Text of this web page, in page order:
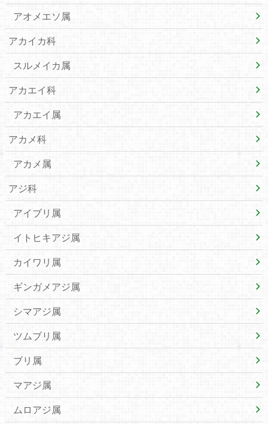
アオメエソ属
アカイカ科
スルメイカ属
アカエイ科
アカエイ属
アカメ科
アカメ属
アジ科
アイブリ属
イトヒキアジ属
カイワリ属
ギンガメアジ属
シマアジ属
ツムブリ属
ブリ属
マアジ属
ムロアジ属